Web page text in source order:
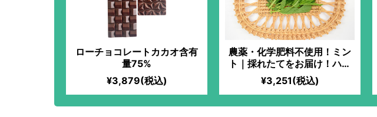
ローチョコレートカカオ含有
量75%
¥3,879(税込)
農薬・化学肥料不使用！ミン
ト｜採れたてをお届け！ハー
ブティー、料理、入浴剤など
活用度大！フレッシュなミン
トならではの爽やかな香りが
楽しめる！
¥3,251(税込)